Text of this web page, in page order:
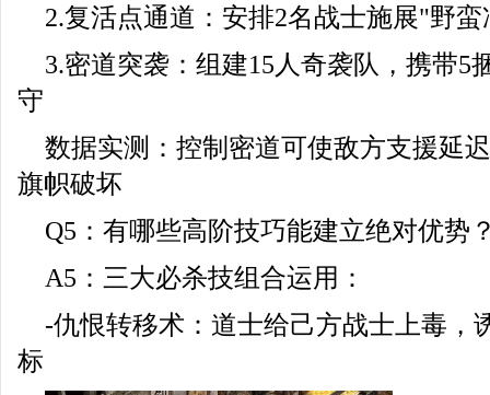
2.复活点通道：安排2名战士施展"野
3.密道突袭：组建15人奇袭队，携带5
守
数据实测：控制密道可使敌方支援延
旗帜破坏
Q5：有哪些高阶技巧能建立绝对优势
A5：三大必杀技组合运用：
-仇恨转移术：道士给己方战士上毒，
标